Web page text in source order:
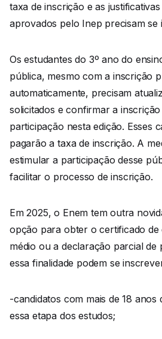
taxa de inscrição e as
aprovados pelo Inep precisam se
Os estudantes do 3º ano do
pública, mesmo com a inscrição
automaticamente, precisam
solicitados e confirmar a
participação nesta edição. Esses
pagarão a taxa de inscrição. A
estimular a participação desse
facilitar o processo de inscrição.
Em 2025, o Enem tem outra
opção para obter o certificado
médio ou a declaração parcial de
essa finalidade podem se
-candidatos com mais de 18
essa etapa dos estudos;